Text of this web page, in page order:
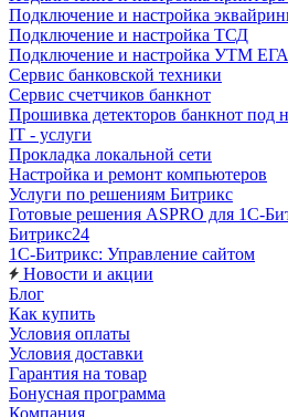
Подключение и настройка
Подключение и настройка ТСД
Подключение и настройка УТМ
Сервис банковской техники
Сервис счетчиков банкнот
Прошивка детекторов банкнот под
IT - услуги
Прокладка локальной сети
Настройка и ремонт компьютеров
Услуги по решениям Битрикс
Готовые решения ASPRO для 1С-
Битрикс24
1С-Битрикс: Управление сайтом
Новости и акции
Блог
Как купить
Условия оплаты
Условия доставки
Гарантия на товар
Бонусная программа
Компания